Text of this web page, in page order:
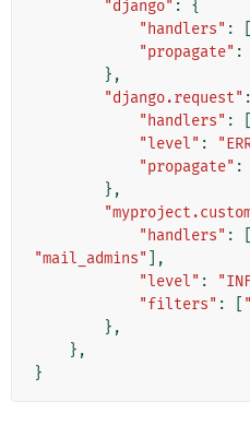
"django" :
{
"handlers" :
"propagate" :
},
"django.request" :
"handlers" :
"level" :
"propagate" :
},
"handlers" :
"mail_admins"
],
"level" :
"filters" :
},
},
}